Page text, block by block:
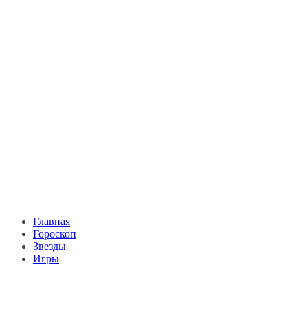
Главная
Гороскоп
Звезды
Игры